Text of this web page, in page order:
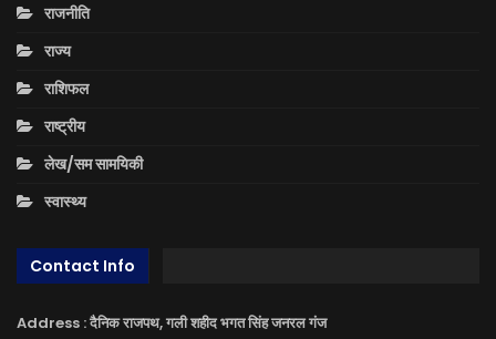
राजनीति
राज्य
राशिफल
राष्ट्रीय
लेख/सम सामयिकी
स्वास्थ्य
Contact Info
Address : दैनिक राजपथ, गली शहीद भगत सिंह जनरल गंज